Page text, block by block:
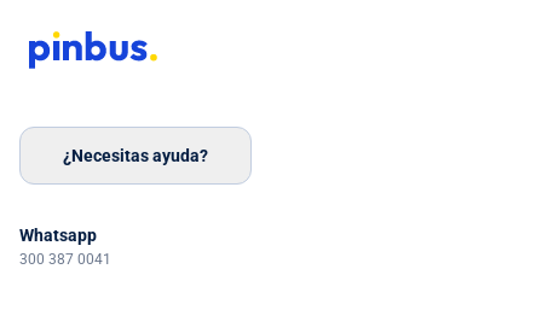
¿Necesitas ayuda?
Whatsapp
300 387 0041